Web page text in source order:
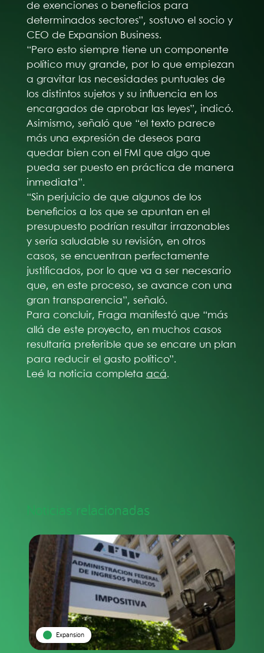
de exenciones o beneficios para
determinados sectores”, sostuvo el socio y
CEO de Expansion Business.
“Pero esto siempre tiene un componente
político muy grande, por lo que empiezan
a gravitar las necesidades puntuales de
los distintos sujetos y su influencia en los
encargados de aprobar las leyes”, indicó.
Asimismo, señaló que “el texto parece
más una expresión de deseos para
quedar bien con el FMI que algo que
pueda ser puesto en práctica de manera
inmediata”.
“Sin perjuicio de que algunos de los
beneficios a los que se apuntan en el
presupuesto podrían resultar irrazonables
y sería saludable su revisión, en otros
casos, se encuentran perfectamente
justificados, por lo que va a ser necesario
que, en este proceso, se avance con una
gran transparencia”, señaló.
Para concluir, Fraga manifestó que “más
allá de este proyecto, en muchos casos
resultaría preferible que se encare un plan
para reducir el gasto político”.
Leé la noticia completa acá.
Noticias relacionadas
Expansion